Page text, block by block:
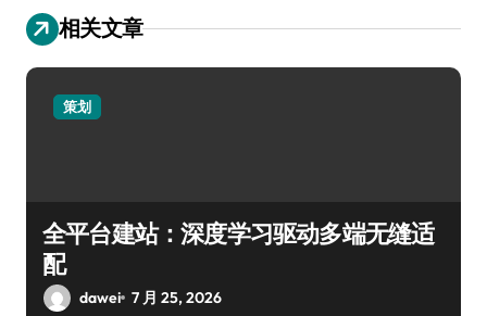
相关文章
策划
全平台建站：深度学习驱动多端无缝适
配
dawei 7 月 25, 2026